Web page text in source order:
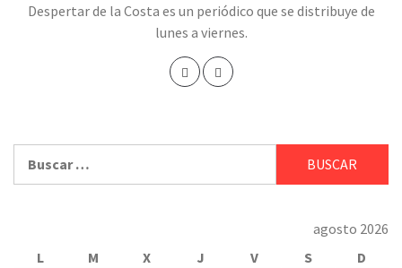
Despertar de la Costa es un periódico que se distribuye de
lunes a viernes.
agosto 2026
L
M X J V S
D